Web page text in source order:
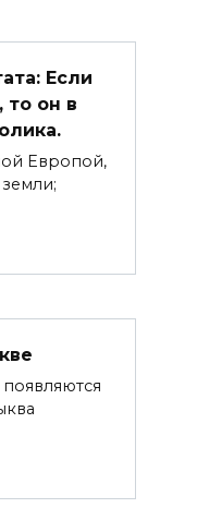
Если
то он в
Европой,